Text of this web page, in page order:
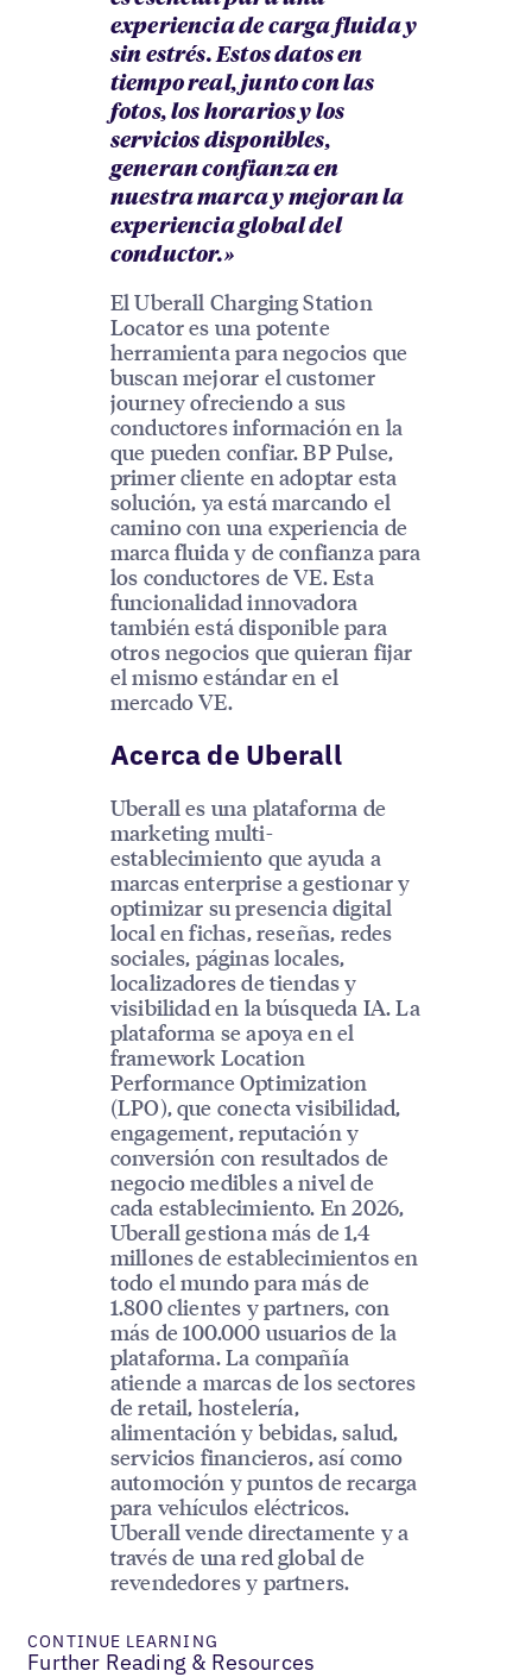
experiencia de carga fluida y
sin estrés. Estos datos en
tiempo real, junto con las
fotos, los horarios y los
servicios disponibles,
generan confianza en
nuestra marca y mejoran la
experiencia global del
conductor.»
El Uberall Charging Station
Locator es una potente
herramienta para negocios que
buscan mejorar el customer
journey ofreciendo a sus
conductores información en la
que pueden confiar. BP Pulse,
primer cliente en adoptar esta
solución, ya está marcando el
camino con una experiencia de
marca fluida y de confianza para
los conductores de VE. Esta
funcionalidad innovadora
también está disponible para
otros negocios que quieran fijar
el mismo estándar en el
mercado VE.
Acerca de Uberall
Uberall es una plataforma de
marketing multi-
establecimiento que ayuda a
marcas enterprise a gestionar y
optimizar su presencia digital
local en fichas, reseñas, redes
sociales, páginas locales,
localizadores de tiendas y
visibilidad en la búsqueda IA. La
plataforma se apoya en el
framework Location
Performance Optimization
(LPO), que conecta visibilidad,
engagement, reputación y
conversión con resultados de
negocio medibles a nivel de
cada establecimiento. En 2026,
Uberall gestiona más de 1,4
millones de establecimientos en
todo el mundo para más de
1.800 clientes y partners, con
más de 100.000 usuarios de la
plataforma. La compañía
atiende a marcas de los sectores
de retail, hostelería,
alimentación y bebidas, salud,
servicios financieros, así como
automoción y puntos de recarga
para vehículos eléctricos.
Uberall vende directamente y a
través de una red global de
revendedores y partners.
CONTINUE LEARNING
Further Reading & Resources